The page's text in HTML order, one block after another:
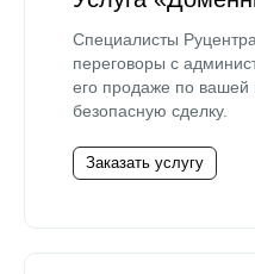
Специалисты
переговоры с
его продаже по вашей
безопасную сделку.
Заказать услугу